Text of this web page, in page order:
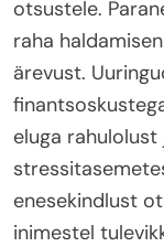
otsustele.
raha
ärevust.
eluga
enesekindlust
inimestel